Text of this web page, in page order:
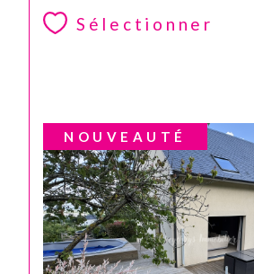
Sélectionner
NOUVEAUTÉ